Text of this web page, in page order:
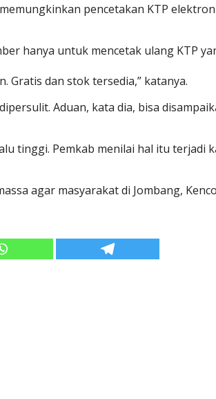
pencetakan KTP
hanya untuk mencetak ulang KTP
Gratis dan stok tersedia,” katanya.
Aduan, kata dia, bisa
tinggi. Pemkab menilai hal itu terjadi
agar masyarakat di Jombang,